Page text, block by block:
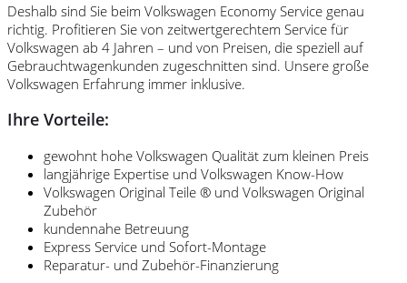
Deshalb sind Sie beim Volkswagen Economy Service genau
richtig. Profitieren Sie von zeitwertgerechtem Service für
Volkswagen ab 4 Jahren – und von Preisen, die speziell auf
Gebrauchtwagenkunden zugeschnitten sind. Unsere große
Volkswagen Erfahrung immer inklusive.
Ihre Vorteile:
gewohnt hohe Volkswagen Qualität zum kleinen Preis
langjährige Expertise und Volkswagen Know-How
Volkswagen Original Teile ® und Volkswagen Original
Zubehör
kundennahe Betreuung
Express Service und Sofort-Montage
Reparatur- und Zubehör-Finanzierung